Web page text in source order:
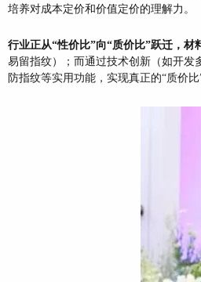
培养对成本定价和价值定价的理解力。
行业正从“性价比”向“质价比”跃迁，材
易留指纹）；而通过技术创新（如开发
防指纹等实用功能，实现真正的“质价比